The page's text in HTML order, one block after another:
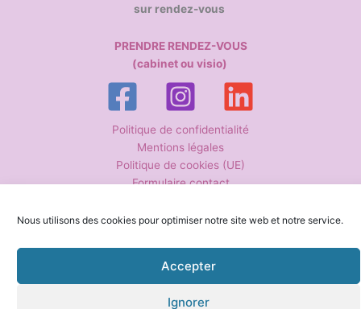
Nous utilisons des cookies pour optimiser notre site web et notre service.
Accepter
Ignorer
sur rendez-vous
PRENDRE RENDEZ-VOUS
(cabinet ou visio)
Politique de confidentialité
Mentions légales
Politique de cookies (UE)
Formulaire contact
Copyright © 2026 Anne-Cécile Guiguen – Hypnothérapeute La